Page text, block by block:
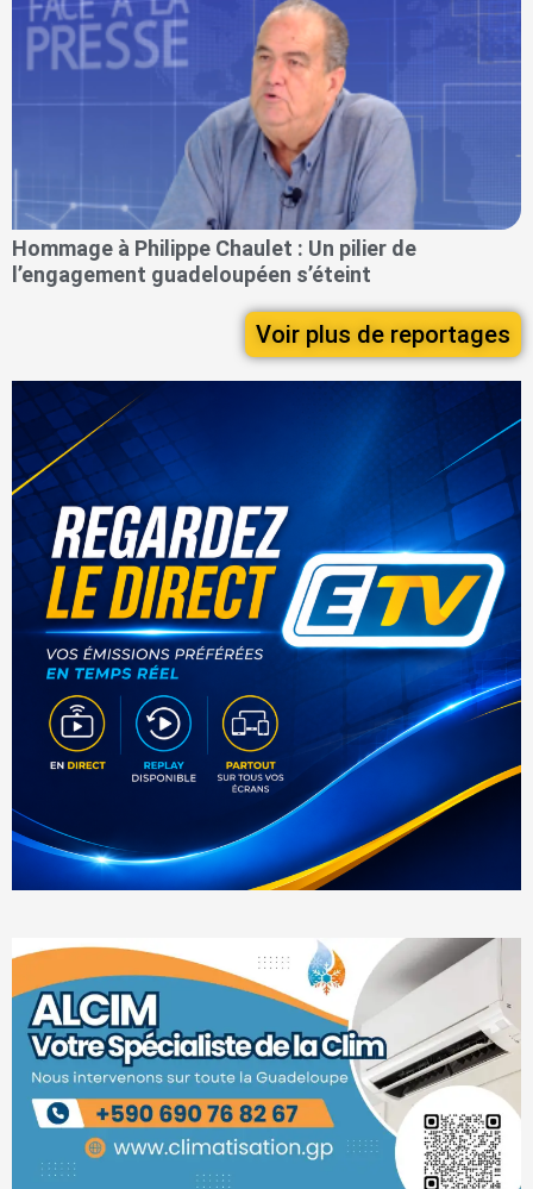
Hommage à Philippe Chaulet : Un pilier de
l’engagement guadeloupéen s’éteint
Voir plus de reportages